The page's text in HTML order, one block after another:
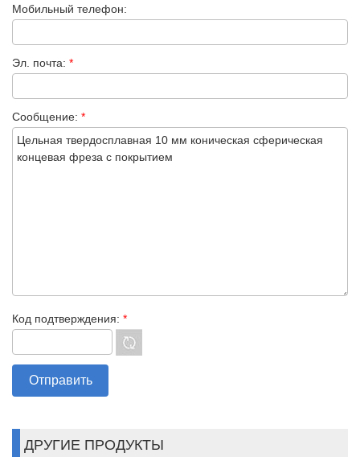
Мобильный телефон:
Эл. почта: *
Сообщение: *
Код подтверждения: *
ДРУГИЕ ПРОДУКТЫ